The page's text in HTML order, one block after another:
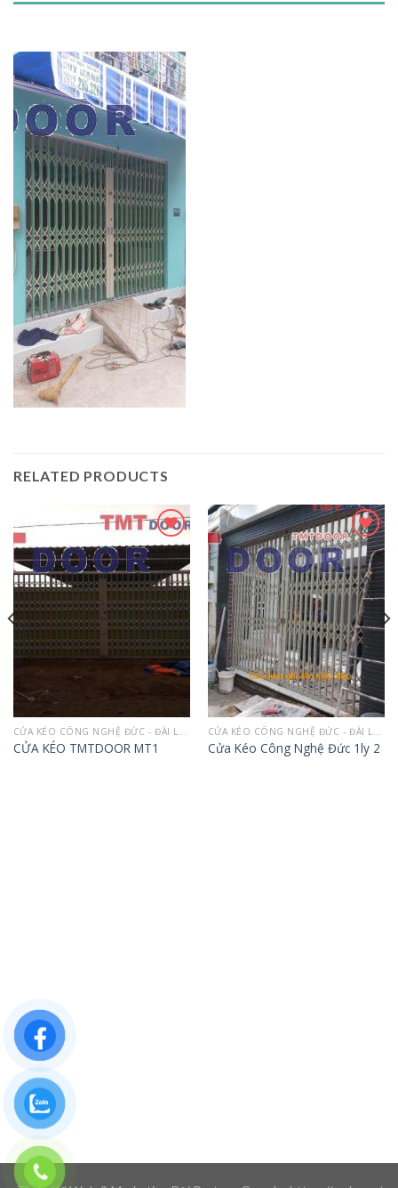
RELATED PRODUCTS
Add to
wishlist
CỬA KÉO CÔNG NGHỆ ĐỨC - ĐÀI LOAN
CỬA KÉO TMTDOOR MT1
Add to
wishlist
CỬA KÉO CÔNG NGHỆ ĐỨC - ĐÀI LOAN
Cửa Kéo Công Nghệ Đức 1ly 2